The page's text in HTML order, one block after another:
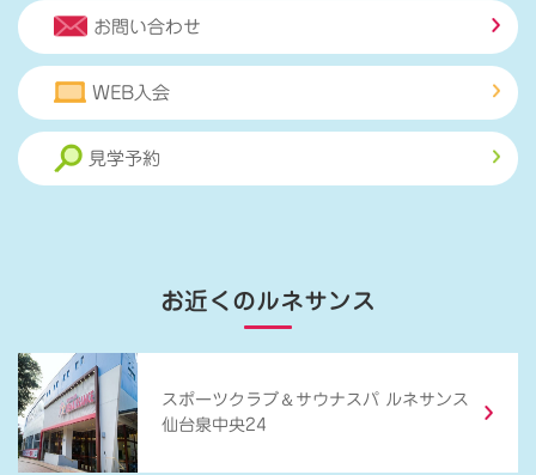
お問い合わせ
WEB入会
見学予約
お近くのルネサンス
スポーツクラブ ＆ サウナスパ ルネサンス
仙台泉中央24